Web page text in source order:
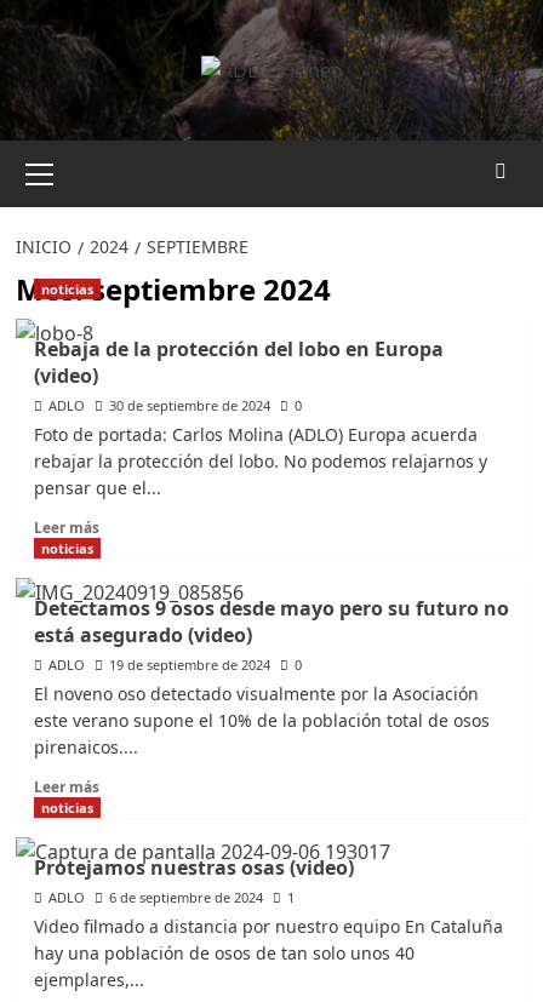
Saltar
al
contenido
primario
INICIO 2024 SEPTIEMBRE
Mes:septiembre 2024
noticias
Rebaja de la protección del lobo en Europa
(video)
ADLO 30 de septiembre de 2024 0
Foto de portada: Carlos Molina (ADLO) Europa acuerda
rebajar la protección del lobo. No podemos relajarnos y
pensar que el...
Leer másLeer
Rebaja
de
la
protección
en
Europa
noticias
Detectamos 9 osos desde mayo pero su futuro no
está asegurado (video)
ADLO 19 de septiembre de 2024 0
El noveno oso detectado visualmente por la Asociación
este verano supone el 10% de la población total de osos
pirenaicos....
Leer másLeer
Detectamos
9
osos
desde
mayo
pero
su
noticias
Protejamos nuestras osas (video)
ADLO 6 de septiembre de 2024 1
Video filmado a distancia por nuestro equipo En Cataluña
hay una población de osos de tan solo unos 40
ejemplares,...